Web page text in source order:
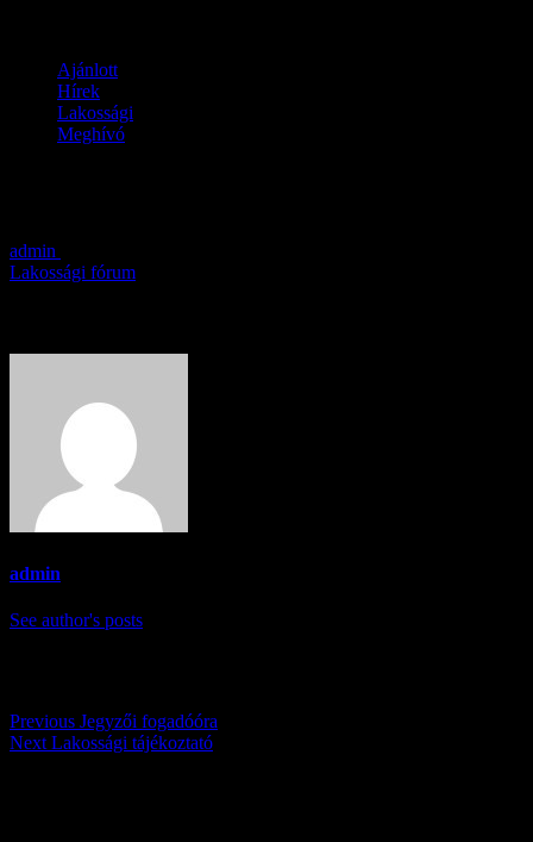
Ajánlott
Hírek
Lakossági
Meghívó
admin
Lakossági fórum
admin
See author's posts
Previous Jegyzői fogadóóra
Next Lakossági tájékoztató